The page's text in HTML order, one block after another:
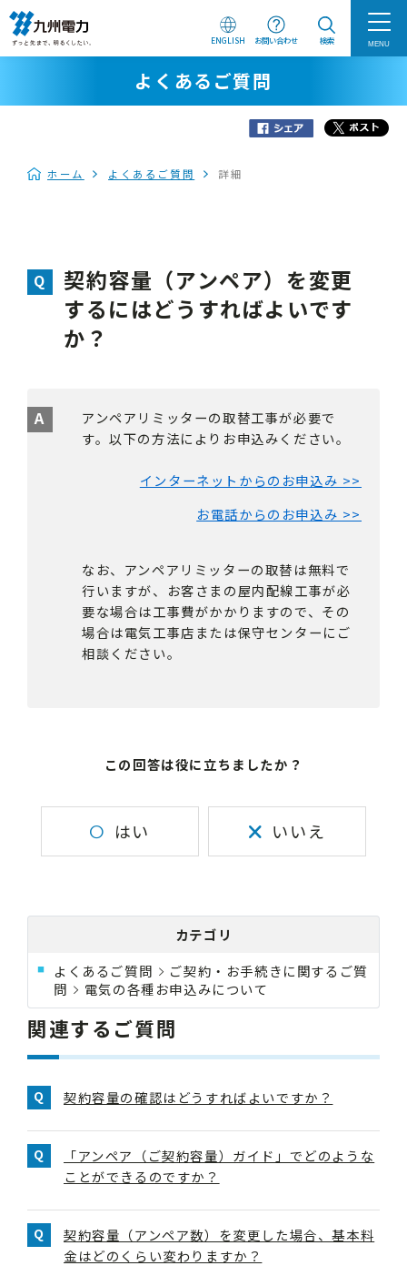
ENGLISH お問い合わせ 検索 MENU
よくあるご質問
ホーム よくあるご質問 詳細
契約容量（アンペア）を変更
するにはどうすればよいです
か？
アンペアリミッターの取替工事が必要で
す。以下の方法によりお申込みください。
インターネットからのお申込み >>
お電話からのお申込み >>
なお、アンペアリミッターの取替は無料で
行いますが、お客さまの屋内配線工事が必
要な場合は工事費がかかりますので、その
場合は電気工事店または保守センターにご
相談ください。
この回答は役に立ちましたか？
はい いいえ
カテゴリ
よくあるご質問
ご契約・お手続きに関するご質
問
電気の各種お申込みについて
関連するご質問
契約容量の確認はどうすればよいですか？
「アンペア（ご契約容量）ガイド」でどのような
ことができるのですか？
契約容量（アンペア数）を変更した場合、基本料
金はどのくらい変わりますか？